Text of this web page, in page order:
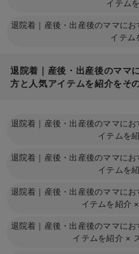
イテム
退院着｜産後・出産後のママに
イテム
退院着｜産後・出産後のママ
方と人気アイテムを紹介をそ
退院着｜産後・出産後のママに
イテムを
退院着｜産後・出産後のママに
イテムを
退院着｜産後・出産後のママに
イテムを紹介 ×
退院着｜産後・出産後のママに
イテムを紹介 ×